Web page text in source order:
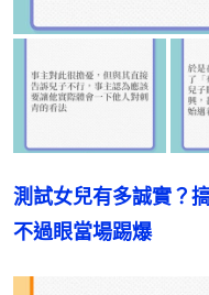
測試女兒有多誠實？
不過眼當場踢爆